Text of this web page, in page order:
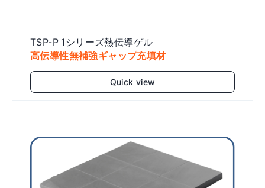
TSP-P 1シリーズ熱伝導ゲル
高伝導性無補強ギャップ充填材
Quick view